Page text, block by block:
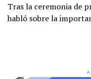
Tras la ceremonia de
habló sobre la